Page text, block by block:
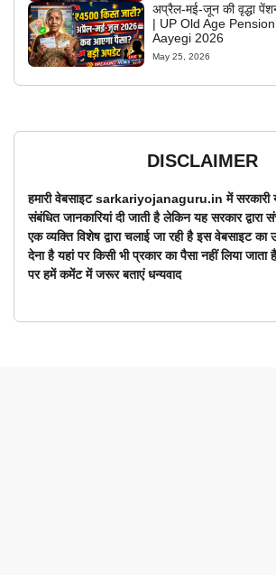
अप्रैल-मई-जून की वृद्धा
| UP Old Age
Aayegi 2026
May 25, 2026
DISCLAIMER
हमारी वेबसाइट sarkariyojanaguru.in में
संबंधित जानकारियां दी जाती है लेकिन यह सरकार द्वारा
एक व्यक्ति विशेष द्वारा चलाई जा रही है इस वेबसाइट का
देना है यहां पर किसी भी प्रकार का पैसा नहीं लिया
पर हमें कमेंट में जरूर बताएं धन्यवाद